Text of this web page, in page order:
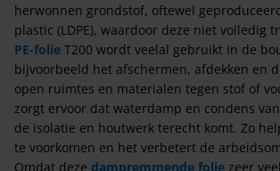
herwonnen grondstof, oftewel
plastic (LDPE), waardoor deze niet volledig
PE-folie T200 wordt veelal gebruikt in de
bijvoorbeeld het afschermen, afdekken en
open ruimtes en materialen tegen stof of
zorgt ervoor dat waterdamp en condens
de isolatie en houtwerk terecht komt. Zo
te voorkomen en het verbetert de
Omdat deze dampremmende folie zeer veel